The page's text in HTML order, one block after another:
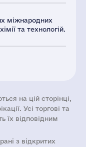
міжнародних
та технологій.
на цій сторінці,
Усі торгові та
їх відповідним
з відкритих